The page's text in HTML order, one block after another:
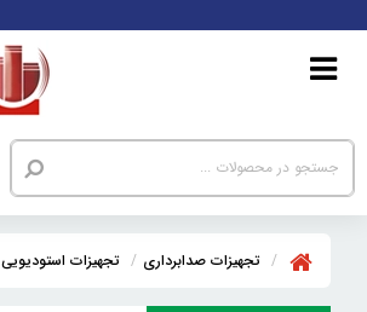
تجهیزات صدابرداری تجهیزات استودیویی